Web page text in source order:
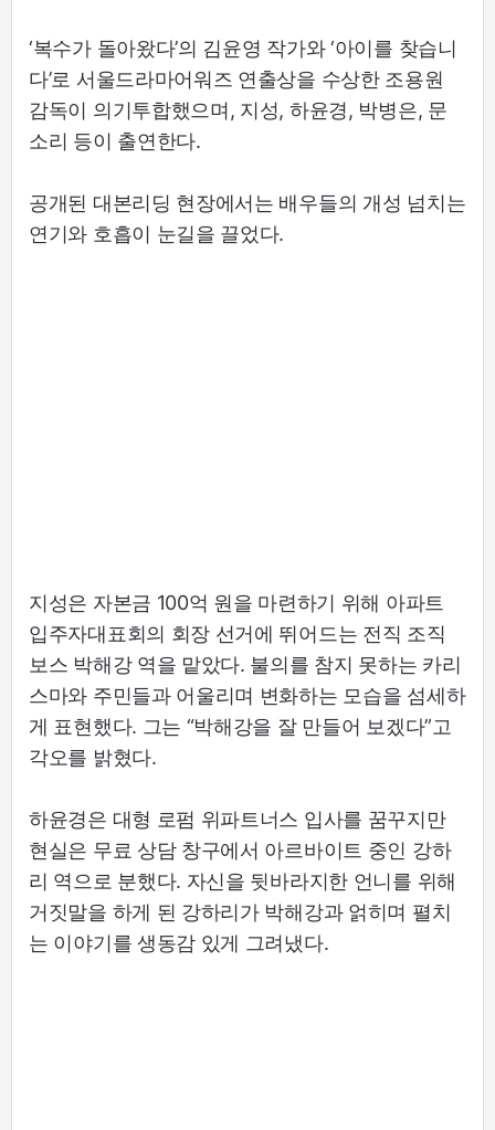
‘복수가 돌아왔다’의 김윤영 작가와 ‘아이를 찾습니
다’로 서울드라마어워즈 연출상을 수상한 조용원
감독이 의기투합했으며, 지성, 하윤경, 박병은, 문
소리 등이 출연한다.
공개된 대본리딩 현장에서는 배우들의 개성 넘치는
연기와 호흡이 눈길을 끌었다.
지성은 자본금 100억 원을 마련하기 위해 아파트
입주자대표회의 회장 선거에 뛰어드는 전직 조직
보스 박해강 역을 맡았다. 불의를 참지 못하는 카리
스마와 주민들과 어울리며 변화하는 모습을 섬세하
게 표현했다. 그는 “박해강을 잘 만들어 보겠다”고
각오를 밝혔다.
하윤경은 대형 로펌 위파트너스 입사를 꿈꾸지만
현실은 무료 상담 창구에서 아르바이트 중인 강하
리 역으로 분했다. 자신을 뒷바라지한 언니를 위해
거짓말을 하게 된 강하리가 박해강과 얽히며 펼치
는 이야기를 생동감 있게 그려냈다.